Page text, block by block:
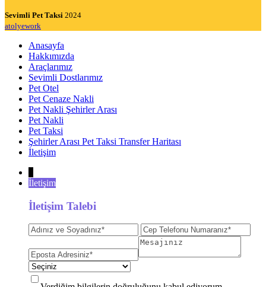
Sevimli Pet Taksi 2024
atolyework
Anasayfa
Hakkımızda
Araçlarımız
Sevimli Dostlarımız
Pet Otel
Pet Cenaze Nakli
Pet Nakli Şehirler Arası
Pet Nakli
Pet Taksi
Şehirler Arası Pet Taksi Transfer Haritası
İletişim
İletişim
İletişim Talebi